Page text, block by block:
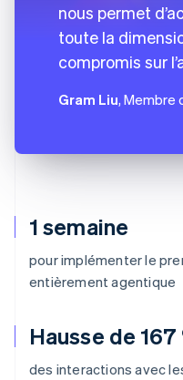
1 semaine
pour implémenter le
entièrement agentique
Hausse de 167
des interactions avec
nous permet
toute la
compromis sur
Gram Liu, Membre